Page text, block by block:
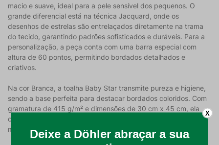
macio e suave, ideal para a pele sensível dos pequenos. O
grande diferencial está na técnica Jacquard, onde os
desenhos de estrelas são entrelaçados diretamente na trama
do tecido, garantindo padrões sofisticados e duráveis. Para a
personalização, a peça conta com uma barra especial com
altura de 60 pontos, permitindo bordados detalhados e
criativos.
Na cor Branca, a toalha Baby Star transmite pureza e higiene,
sendo a base perfeita para destacar bordados coloridos. Com
gramatura de 415 g/m² e dimensões de 30 cm x 45 cm, ela
oferece a absorção e a densidade ideais para o uso diário,
mantendo o aspecto de nova por muito mais tempo.
X